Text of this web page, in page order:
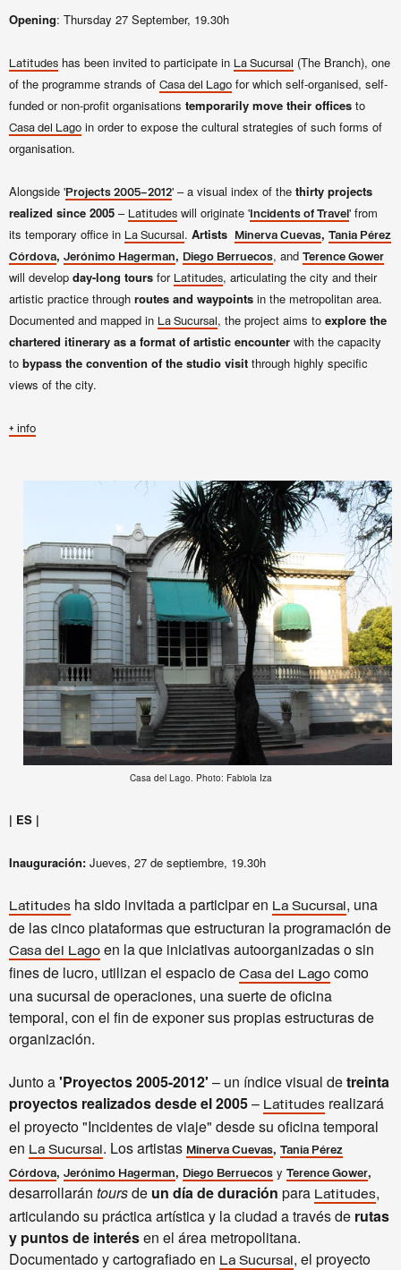
Opening: Thursday 27 September, 19.30h
Latitudes has been invited to participate in La Sucursal
(The Branch), one
of the programme strands of Casa del Lago for which self-organised, self-
funded or non-profit organisations temporarily move their offices to
Casa del Lago in order to expose the cultural strategies of such forms of
organisation.
Alongside 'Projects 2005–2012' – a visual index of the thirty projects
realized since 2005 – Latitudes will originate ' Incidents of Travel ' from
its temporary office in La Sucursal . Artists Minerva Cuevas, Tania Pérez
Córdova, Jerónimo Hagerman, Diego Berruecos, and Terence Gower
will develop day-long tours for Latitudes, articulating the city and their
artistic practice through routes and waypoints in the metropolitan area.
Documented and mapped in La Sucursal , the project aims to explore the
chartered itinerary as a format of artistic encounter with the capacity
to bypass the convention of the studio visit through highly specific
views of the city.
+ info
Casa del Lago. Photo: Fabiola Iza
| ES |
Inauguración: Jueves, 27 de septiembre, 19.30h
Latitudes ha sido invitada a participar en La Sucursal , una
de las cinco plataformas que estructuran la programación de
Casa del Lago en la que iniciativas autoorganizadas o sin
fines de lucro, utilizan el espacio de Casa del Lago como
una sucursal de operaciones, una suerte de oficina
temporal, con el fin de exponer sus propias estructuras de
organización.
Junto a'Proyectos 2005-2012' – un índice visual detreinta
proyectos realizados desde el 2005– Latitudes realizará
el proyecto "Incidentes de viaje" desde su oficina temporal
en La Sucursal . Los artistas Minerva Cuevas, Tania Pérez
Córdova, Jerónimo Hagerman, Diego Berruecos y Terence Gower,
desarrollarán toursde un día de duración para Latitudes,
articulando su práctica artística y la ciudad a través de rutas
y puntos de interésen el área metropolitana.
Documentado y cartografiado en La Sucursal , el proyecto